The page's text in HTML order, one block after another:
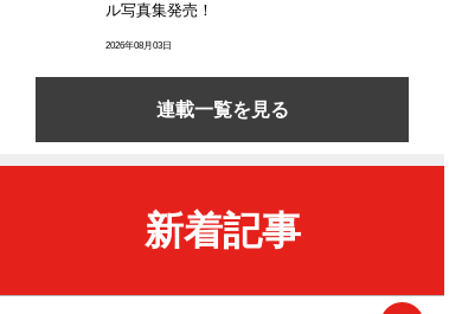
ル写真集発売！
2026年08月03日
連載一覧を見る
新着記事